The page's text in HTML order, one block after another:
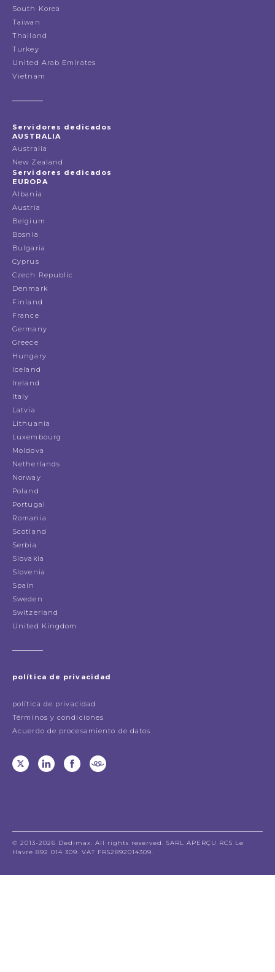
South Korea
Taiwan
Thailand
Turkey
United Arab Emirates
Vietnam
Servidores dedicados
AUSTRALIA
Australia
New Zealand
Servidores dedicados
EUROPA
Albania
Austria
Belgium
Bosnia
Bulgaria
Cyprus
Czech Republic
Denmark
Finland
France
Germany
Greece
Hungary
Iceland
Ireland
Italy
Latvia
Lithuania
Luxembourg
Moldova
Netherlands
Norway
Poland
Portugal
Romania
Scotland
Serbia
Slovakia
Slovenia
Spain
Sweden
Switzerland
United Kingdom
política de privacidad
política de privacidad
Términos y condiciones
Acuerdo de procesamiento de datos
© 2013-2026 Dedimax. All rights reserved. SARL APERÇU RCS Le
Havre 892 014 309. VAT FR52892014309.